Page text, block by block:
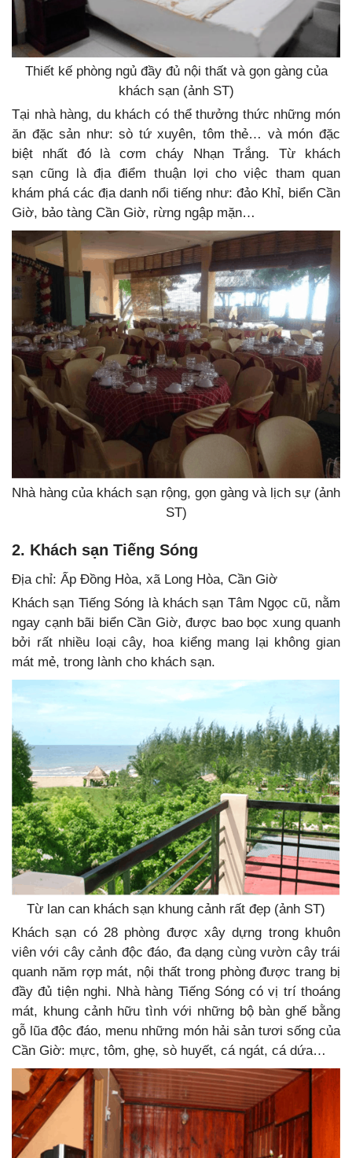
Thiết kế phòng ngủ đầy đủ nội thất và gọn gàng của
khách sạn (ảnh ST)
Tại nhà hàng, du khách có thể thưởng thức những món
ăn đặc sản như: sò tứ xuyên, tôm thẻ… và món đặc
biệt nhất đó là cơm cháy Nhạn Trắng. Từ khách
sạn cũng là địa điểm thuận lợi cho việc tham quan
khám phá các địa danh nổi tiếng như: đảo Khỉ, biển Cần
Giờ, bảo tàng Cần Giờ, rừng ngập mặn…
Nhà hàng của khách sạn rộng, gọn gàng và lịch sự (ảnh
ST)
2. Khách sạn Tiếng Sóng
Địa chỉ: Ấp Đồng Hòa, xã Long Hòa, Cần Giờ
Khách sạn Tiếng Sóng là khách sạn Tâm Ngọc cũ, nằm
ngay cạnh bãi biển Cần Giờ, được bao bọc xung quanh
bởi rất nhiều loại cây, hoa kiểng mang lại không gian
mát mẻ, trong lành cho khách sạn.
Từ lan can khách sạn khung cảnh rất đẹp (ảnh ST)
Khách sạn có 28 phòng được xây dựng trong khuôn
viên với cây cảnh độc đáo, đa dạng cùng vườn cây trái
quanh năm rợp mát, nội thất trong phòng được trang bị
đầy đủ tiện nghi. Nhà hàng Tiếng Sóng có vị trí thoáng
mát, khung cảnh hữu tình với những bộ bàn ghế bằng
gỗ lũa độc đáo, menu những món hải sản tươi sống của
Cần Giờ: mực, tôm, ghẹ, sò huyết, cá ngát, cá dứa…